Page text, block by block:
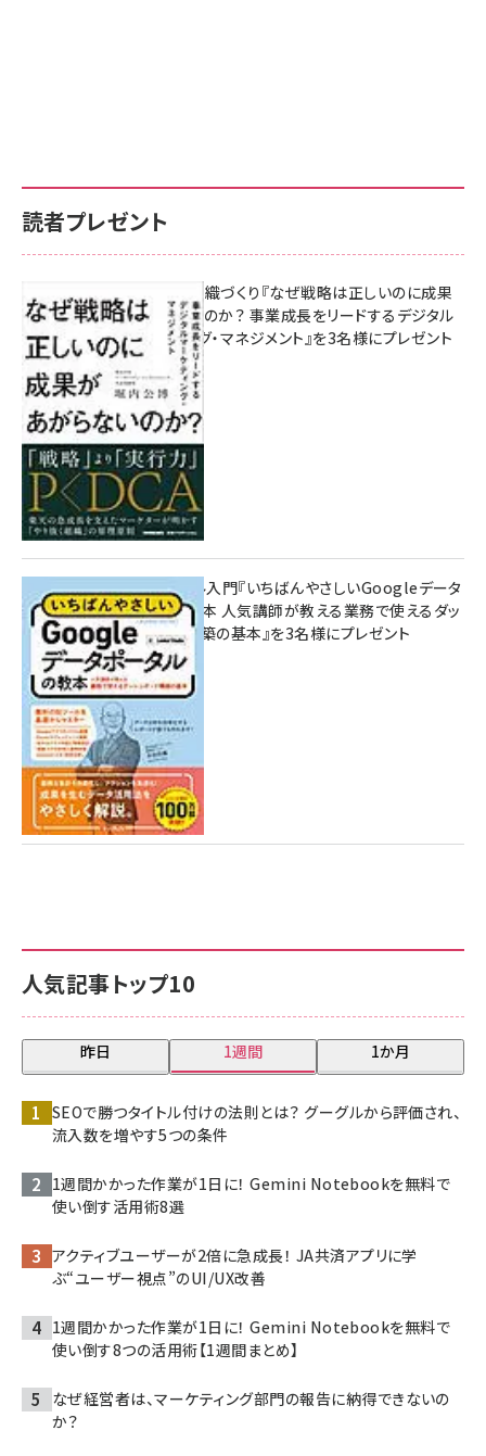
人気記事トップ10
昨日 1週間 1か月
SEOで勝つタイトル付けの法則とは？ グーグルから評価され、
流入数を増やす5つの条件
1週間かかった作業が1日に！ Gemini Notebookを無料で
使い倒す活用術8選
アクティブユーザーが2倍に急成長！ JA共済アプリに学
ぶ“ユーザー視点”のUI/UX改善
1週間かかった作業が1日に！ Gemini Notebookを無料で
使い倒す8つの活用術【1週間まとめ】
なぜ経営者は、マーケティング部門の報告に納得できないの
か？
読者プレゼント
成果を生む組織づくり『なぜ戦略は正しいのに成果
があがらないのか？ 事業成長をリードするデジタル
マーケティング・マネジメント』を3名様にプレゼント
8月7日 10:00
無料BIツール入門『いちばんやさしいGoogleデータ
ポータルの教本 人気講師が教える業務で使えるダッ
シュボード構築の基本』を3名様にプレゼント
7月31日 10:00